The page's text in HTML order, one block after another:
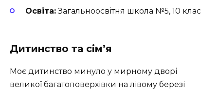
Освіта:Загальноосвітня школа №5, 10 клас
Дитинство та сім’я
Моє дитинство минуло у мирному дворі
великої багатоповерхівки на лівому березі